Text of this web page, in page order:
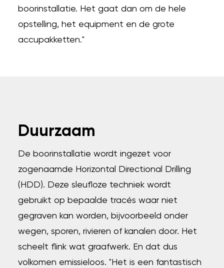
boorinstallatie. Het gaat dan om de hele
opstelling, het equipment en de grote
accupakketten."
Duurzaam
De boorinstallatie wordt ingezet voor
zogenaamde Horizontal Directional Drilling
(HDD). Deze sleufloze techniek wordt
gebruikt op bepaalde tracés waar niet
gegraven kan worden, bijvoorbeeld onder
wegen, sporen, rivieren of kanalen door. Het
scheelt flink wat graafwerk. En dat dus
volkomen emissieloos. "Het is een fantastisch